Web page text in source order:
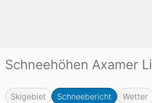
Schneehöhen Axamer
Skigebiet Schneebericht Wetter